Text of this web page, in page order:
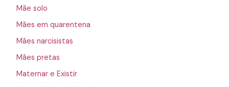
Mãe solo
Mães em quarentena
Mães narcisistas
Mães pretas
Maternar e Existir